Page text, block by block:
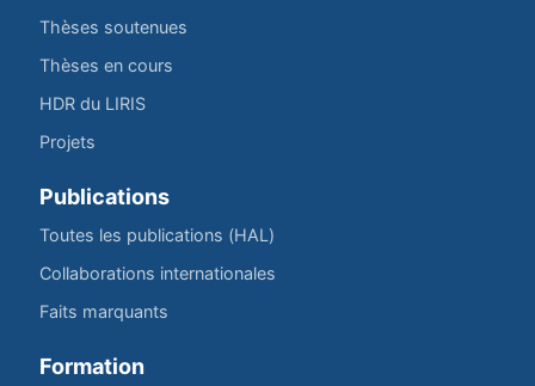
Thèses soutenues
Thèses en cours
HDR du LIRIS
Projets
Publications
Toutes les publications (HAL)
Collaborations internationales
Faits marquants
Formation